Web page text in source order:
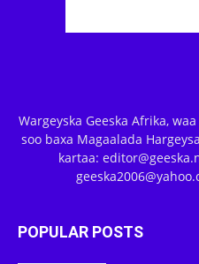
Wargeyska Geeska Afrika,
soo baxa Magaalada
kartaa:
POPULAR POSTS